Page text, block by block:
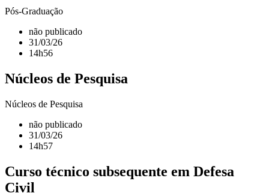
Pós-Graduação
não publicado
31/03/26
14h56
Núcleos de Pesquisa
Núcleos de Pesquisa
não publicado
31/03/26
14h57
Curso técnico subsequente em Defesa
Civil